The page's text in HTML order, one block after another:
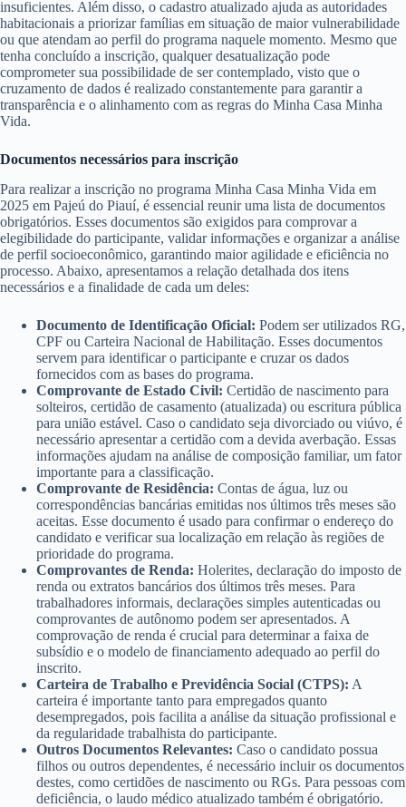
insuficientes. Além disso, o cadastro atualizado ajuda as autoridades
habitacionais a priorizar famílias em situação de maior vulnerabilidade
ou que atendam ao perfil do programa naquele momento. Mesmo que
tenha concluído a inscrição, qualquer desatualização pode
comprometer sua possibilidade de ser contemplado, visto que o
cruzamento de dados é realizado constantemente para garantir a
transparência e o alinhamento com as regras do Minha Casa Minha
Vida.
Documentos necessários para inscrição
Para realizar a inscrição no programa Minha Casa Minha Vida em
2025 em Pajeú do Piauí, é essencial reunir uma lista de documentos
obrigatórios. Esses documentos são exigidos para comprovar a
elegibilidade do participante, validar informações e organizar a análise
de perfil socioeconômico, garantindo maior agilidade e eficiência no
processo. Abaixo, apresentamos a relação detalhada dos itens
necessários e a finalidade de cada um deles:
Documento de Identificação Oficial: Podem ser utilizados RG,
CPF ou Carteira Nacional de Habilitação. Esses documentos
servem para identificar o participante e cruzar os dados
fornecidos com as bases do programa.
Comprovante de Estado Civil: Certidão de nascimento para
solteiros, certidão de casamento (atualizada) ou escritura pública
para união estável. Caso o candidato seja divorciado ou viúvo, é
necessário apresentar a certidão com a devida averbação. Essas
informações ajudam na análise de composição familiar, um fator
importante para a classificação.
Comprovante de Residência: Contas de água, luz ou
correspondências bancárias emitidas nos últimos três meses são
aceitas. Esse documento é usado para confirmar o endereço do
candidato e verificar sua localização em relação às regiões de
prioridade do programa.
Comprovantes de Renda: Holerites, declaração do imposto de
renda ou extratos bancários dos últimos três meses. Para
trabalhadores informais, declarações simples autenticadas ou
comprovantes de autônomo podem ser apresentados. A
comprovação de renda é crucial para determinar a faixa de
subsídio e o modelo de financiamento adequado ao perfil do
inscrito.
Carteira de Trabalho e Previdência Social (CTPS): A
carteira é importante tanto para empregados quanto
desempregados, pois facilita a análise da situação profissional e
da regularidade trabalhista do participante.
Outros Documentos Relevantes: Caso o candidato possua
filhos ou outros dependentes, é necessário incluir os documentos
destes, como certidões de nascimento ou RGs. Para pessoas com
deficiência, o laudo médico atualizado também é obrigatório.